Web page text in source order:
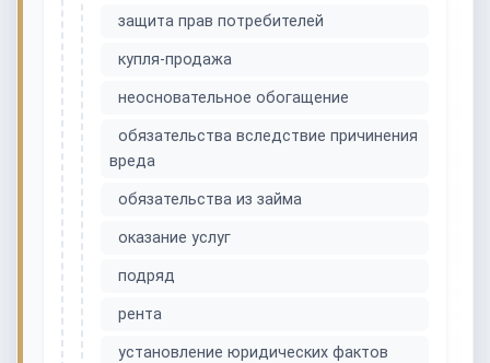
защита прав потребителей
купля-продажа
неосновательное обогащение
обязательства вследствие причинения
вреда
обязательства из займа
оказание услуг
подряд
рента
установление юридических фактов